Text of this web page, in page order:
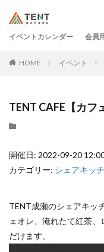
イベントカレンダー 会員
HOME イベント
TENT CAFE【カフ
開催日: 2022-09-20
カテゴリー: シェアキッ
TENT成瀬のシェアキッ
ェオレ、淹れたて紅茶
だけます。